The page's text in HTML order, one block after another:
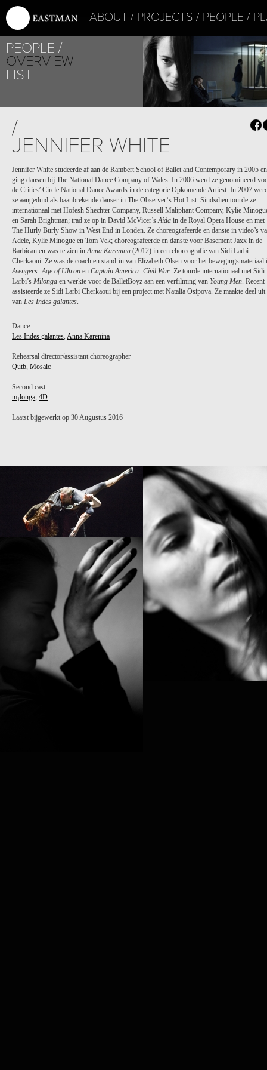
ABOUT PROJECTS PEOPLE
PEOPLE
OVERVIEW
LIST
LES INDES
/
JENNIFER WHITE
Jennifer White studeerde af aan de Rambert School of Ballet and Contemporary in 2005 en
ging dansen bij The National Dance Company of Wales. In 2006 werd ze genomineerd
de Critics’ Circle National Dance Awards in de categorie Opkomende Artiest. In 2007
ze aangeduid als baanbrekende danser in The Observer‘s Hot List. Sindsdien tourde ze
internationaal met Hofesh Shechter Company, Russell Maliphant Company, Kylie
en Sarah Brightman; trad ze op in David McVicer’sAida in de Royal Opera House en met
The Hurly Burly Show in West End in Londen. Ze choreografeerde en danste in video’s
Adele, Kylie Minogue en Tom Vek; choreografeerde en danste voor Basement Jaxx in de
Barbican en was te zien inAnna Karenina (2012) in een choreografie van Sidi Larbi
Cherkaoui. Ze was de coach en stand-in van Elizabeth Olsen voor het bewegingsmateriaal
Avengers: Age of Ultron en Captain America: Civil War. Ze tourde internationaal met Sidi
Larbi’s Milonga en werkte voor de BalletBoyz aan een verfilming van Young Men. Recent
assisteerde ze Sidi Larbi Cherkaoui bij een project met Natalia Osipova. Ze maakte deel uit
van Les Indes galantes.
Dance
Les Indes galantes, Anna Karenina
Rehearsal director/assistant choreographer
Qutb, Mosaic
Second cast
m¡longa, 4D
Laatst bijgewerkt op 30 Augustus 2016
PROJECT /
MOSAIC
PROJECT /
ANNA KARENINA